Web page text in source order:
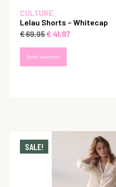
CULTURE
Lelau Shorts – Whitecap
€69,95€ 41,97
Opties selecteren
SALE!